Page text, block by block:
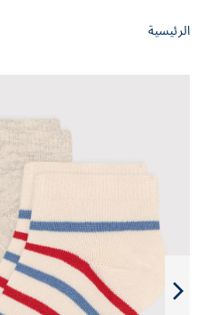
الرئيسية